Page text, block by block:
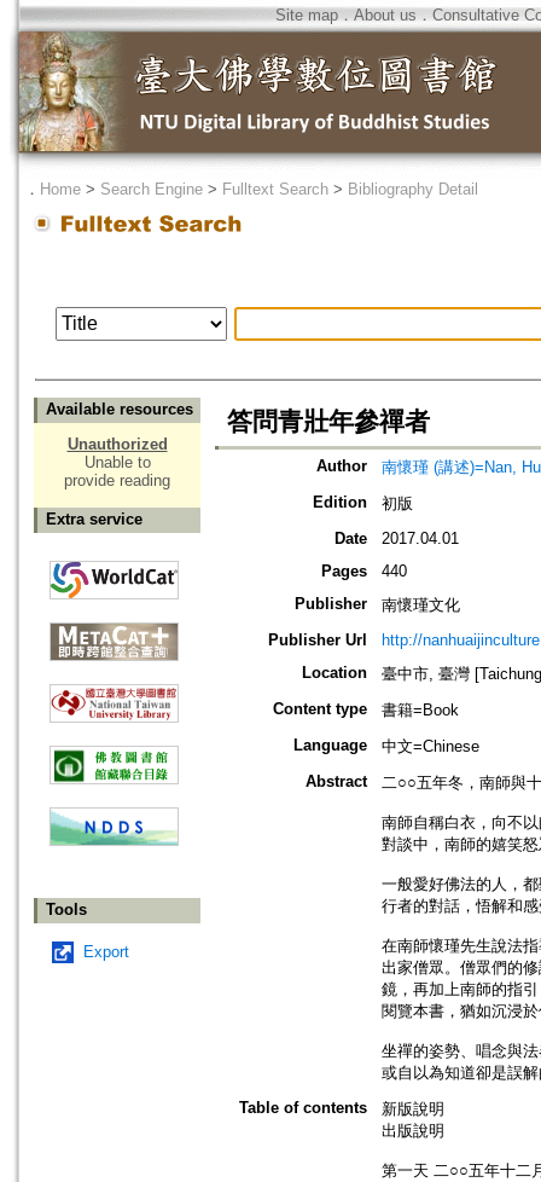
Site map．About us ． Consultative
． Home > Search Engine > Fulltext Search > Bibliography Detail
Available resources
Unauthorized
Unable to
provide reading
Extra service
Tools
Export
答問青壯年參禪者
Author
南懷瑾 (講述)=Nan,
Edition
初版
Date
2017.04.01
Pages
440
Publisher
南懷瑾文化
Publisher Url
http://
Location
臺中市, 臺灣
Content type
書籍=Book
Language
中文=Chinese
Abstract
二○○五年冬，南師與
南師自稱白衣，向不
對談中，南師的嬉笑
一般愛好佛法的人，
行者的對話，悟解和
在南師懷瑾先生說法
出家僧眾。僧眾們的
鏡，再加上南師的指
閱覽本書，猶如沉浸
坐禪的姿勢、唱念與
或自以為知道卻是誤
Table of contents
新版說明
出版說明
第一天 二○○五年十二